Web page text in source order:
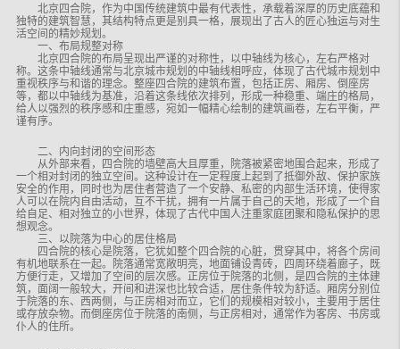
北京四合院，作为中国传统建筑中最有代表性，承载着深厚的历史底蕴和
独特的建筑智慧，其结构特点更是别具一格，展现出了古人的匠心独运与对生
活空间的精妙规划。
一、布局规整对称
北京四合院的布局呈现出严谨的对称性，以中轴线为核心，左右严格对
称。这条中轴线通常与北京城市规划的中轴线相呼应，体现了古代城市规划中
重视秩序与和谐的理念。整座四合院的建筑布置，包括正房、厢房、倒座房
等，都以中轴线为基准，沿着这条线依次排列，形成一种稳重、端庄的格局，
给人以强烈的秩序感和庄重感，宛如一幅精心绘制的建筑画卷，左右平衡，严
谨有序。
二、内向封闭的空间形态
从外部来看，四合院的墙壁高大且厚重，院落被紧密地围合起来，形成了
一个相对封闭的独立空间。这种设计在一定程度上起到了抵御外敌、保护家族
安全的作用，同时也为居住者营造了一个安静、私密的内部生活环境，使得家
人可以在院内自由活动，互不干扰，拥有一片属于自己的天地，形成了一个自
给自足、相对独立的小世界，体现了古代中国人注重家庭团聚和隐私保护的思
想观念。
三、以院落为中心的居住格局
四合院的核心是院落，它犹如整个四合院的心脏，贯穿其中，将各个房间
有机地联系在一起。院落通常宽敞明亮，地面铺设青砖，四周环绕着廊子，既
方便行走，又增加了空间的层次感。正房位于院落的北侧，是四合院的主体建
筑，面阔一般较大，开间和进深也比较合适，居住条件较为舒适。厢房分别位
于院落的东、西两侧，与正房相对而立，它们的规模相对较小，主要用于居住
或存放杂物。而倒座房位于院落的南侧，与正房相对，通常作为客房、书房或
仆人的住所。